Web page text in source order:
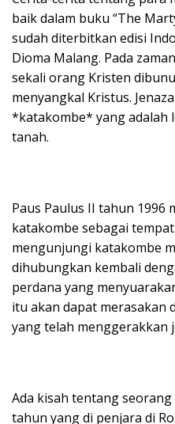
baik dalam buku “The
sudah diterbitkan edisi
Dioma Malang. Pada
sekali orang Kristen
menyangkal Kristus.
*katakombe* yang adalah
tanah.
Paus Paulus II tahun 1996
katakombe sebagai
mengunjungi katakombe
dihubungkan kembali
perdana yang
itu akan dapat merasakan
yang telah menggerakkan
Ada kisah tentang
tahun yang di penjara di